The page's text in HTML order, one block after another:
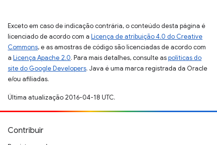
Exceto em caso de indicação contrária, o conteúdo desta página é
licenciado de acordo com a Licença de atribuição 4.0 do Creative
Commons, e as amostras de código são licenciadas de acordo com
a Licença Apache 2.0. Para mais detalhes, consulte aspolíticas do
site do Google Developers. Java é uma marca registrada da Oracle
e/ou afiliadas.
Última atualização 2016-04-18 UTC.
Contribuir